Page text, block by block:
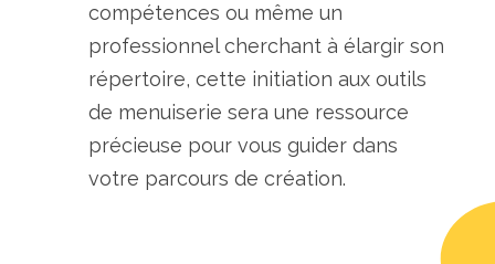
compétences ou même un
professionnel cherchant à élargir son
répertoire, cette initiation aux outils
de menuiserie sera une ressource
précieuse pour vous guider dans
votre parcours de création.